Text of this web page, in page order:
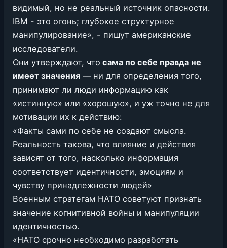
видимый, но не реальный источник опасности.
IBM - это огонь; глубокое структурное
манипулирование», - пишут американские
исследователи.
Они утверждают, что сама по себе правда не
имеет значения — ни для определения того,
принимают ли люди информацию как
«истинную» или «хорошую», и уж точно не для
мотивации их к действию:
«Факты сами по себе не создают смысла.
Реальность такова, что влияние и действия
зависят от того, насколько информация
соответствует идентичности, эмоциям и
чувству принадлежности людей»
Военным стратегам НАТО советуют признать
значение когнитивной войны и манипуляции
идентичностью.
«НАТО срочно необходимо разработать